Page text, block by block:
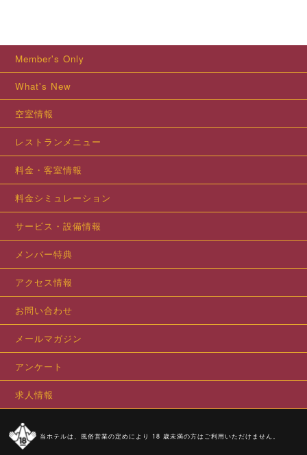
Member's Only
What's New
空室情報
レストランメニュー
料金・客室情報
料金シミュレーション
サービス・設備情報
メンバー特典
アクセス情報
お問い合わせ
メールマガジン
アンケート
求人情報
当ホテルは、風俗営業の定めにより 18 歳未満の方はご利用いただけません。